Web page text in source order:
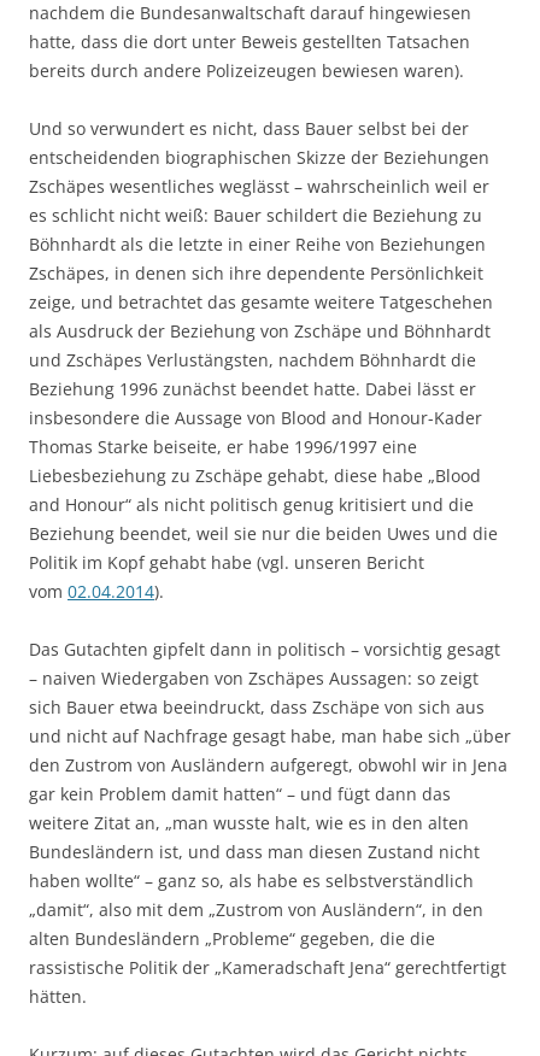
nachdem die Bundesanwaltschaft darauf hingewiesen
hatte, dass die dort unter Beweis gestellten Tatsachen
bereits durch andere Polizeizeugen bewiesen waren).
Und so verwundert es nicht, dass Bauer selbst bei der
entscheidenden biographischen Skizze der Beziehungen
Zschäpes wesentliches weglässt – wahrscheinlich weil er
es schlicht nicht weiß: Bauer schildert die Beziehung zu
Böhnhardt als die letzte in einer Reihe von Beziehungen
Zschäpes, in denen sich ihre dependente Persönlichkeit
zeige, und betrachtet das gesamte weitere Tatgeschehen
als Ausdruck der Beziehung von Zschäpe und Böhnhardt
und Zschäpes Verlustängsten, nachdem Böhnhardt die
Beziehung 1996 zunächst beendet hatte. Dabei lässt er
insbesondere die Aussage von Blood and Honour-Kader
Thomas Starke beiseite, er habe 1996/1997 eine
Liebesbeziehung zu Zschäpe gehabt, diese habe „Blood
and Honour“ als nicht politisch genug kritisiert und die
Beziehung beendet, weil sie nur die beiden Uwes und die
Politik im Kopf gehabt habe (vgl. unseren Bericht
vom 02.04.2014).
Das Gutachten gipfelt dann in politisch – vorsichtig gesagt
– naiven Wiedergaben von Zschäpes Aussagen: so zeigt
sich Bauer etwa beeindruckt, dass Zschäpe von sich aus
und nicht auf Nachfrage gesagt habe, man habe sich „über
den Zustrom von Ausländern aufgeregt, obwohl wir in Jena
gar kein Problem damit hatten“ – und fügt dann das
weitere Zitat an, „man wusste halt, wie es in den alten
Bundesländern ist, und dass man diesen Zustand nicht
haben wollte“ – ganz so, als habe es selbstverständlich
„damit“, also mit dem „Zustrom von Ausländern“, in den
alten Bundesländern „Probleme“ gegeben, die die
rassistische Politik der „Kameradschaft Jena“ gerechtfertigt
hätten.